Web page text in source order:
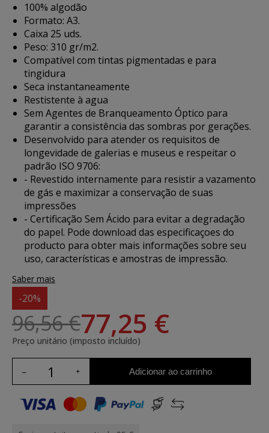
100% algodão
Formato: A3.
Caixa 25 uds.
Peso: 310 gr/m2.
Compatível com tintas pigmentadas e para
tingidura
Seca instantaneamente
Restistente à agua
Sem Agentes de Branqueamento Óptico para
garantir a consistência das sombras por gerações.
Desenvolvido para atender os requisitos de
longevidade de galerias e museus e respeitar o
padrão ISO 9706:
- Revestido internamente para resistir a vazamento
de gás e maximizar a conservação de suas
impressões
- Certificação Sem Ácido para evitar a degradação
do papel. Pode download das especificaçoes do
producto para obter mais informações sobre seu
uso, características e amostras de impressão.
Saber mais
-20%
96,56 €77,25 €
Preço unitário (imposto incluído)
Adicionar ao carrinho